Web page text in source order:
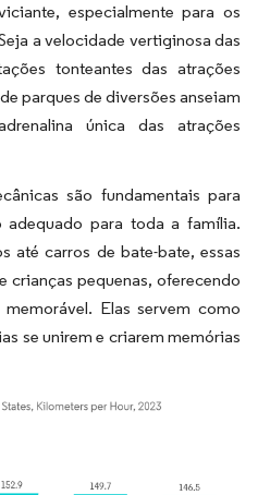
especialmente para os
a velocidade vertiginosa das
tonteantes das atrações
parques de diversões anseiam
única das atrações
são fundamentais para
adequado para toda a família.
até carros de bate-bate, essas
crianças pequenas, oferecendo
Elas servem como
se unirem e criarem memórias